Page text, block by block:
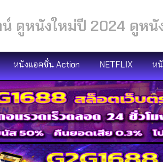
ดูหนังใหม่ปี 2024 ดูหนั
หนังแอคชั่น Action NETFLIX ห